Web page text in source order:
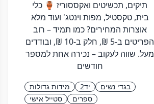
תיקים, תכשיטים ואקססוריז 🏺 כלי
בית, טקסטיל, מפות וינטג' ועוד מלא
אוצרות המחירים? כמו תמיד – רוב
הפריטים ב-5 ₪, חלק ב-10 ₪, ובודדים
מעל. שווה לעקוב – נכירה אחת למספר
חודשים
בגדי נשים יד2
מידות גדולות
ספרים
סטייל אישי